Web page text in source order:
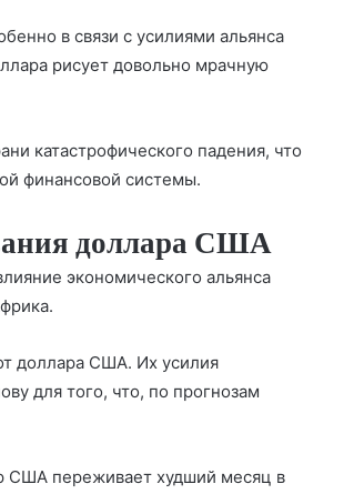
в связи с усилиями альянса
рисует довольно мрачную
катастрофического падения, что
финансовой системы.
доллара США
экономического альянса
доллара США. Их усилия
для того, что, по прогнозам
США переживает худший месяц в